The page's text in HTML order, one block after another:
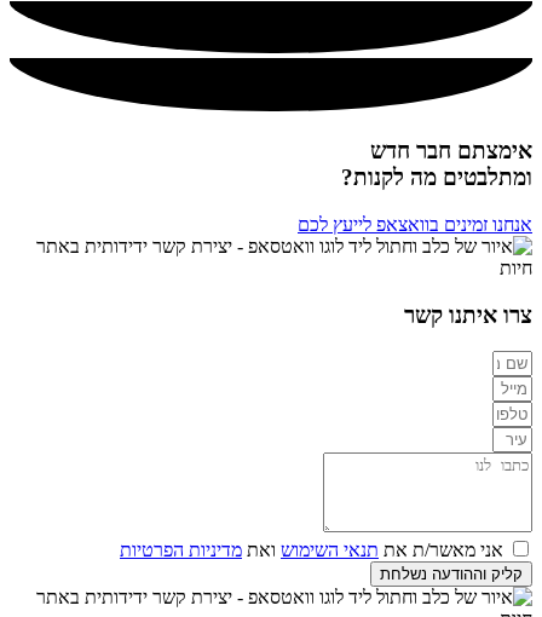
אימצתם חבר חדש
ומתלבטים מה לקנות?
אנחנו זמינים בוואצאפ לייעץ לכם
צרו איתנו קשר
אני מאשר/ת את תנאי השימוש ואת מדיניות הפרטיות
קליק וההודעה נשלחת